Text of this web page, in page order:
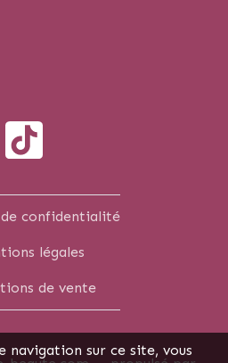
confidentialité
légales
de vente
navigation sur ce site, vous